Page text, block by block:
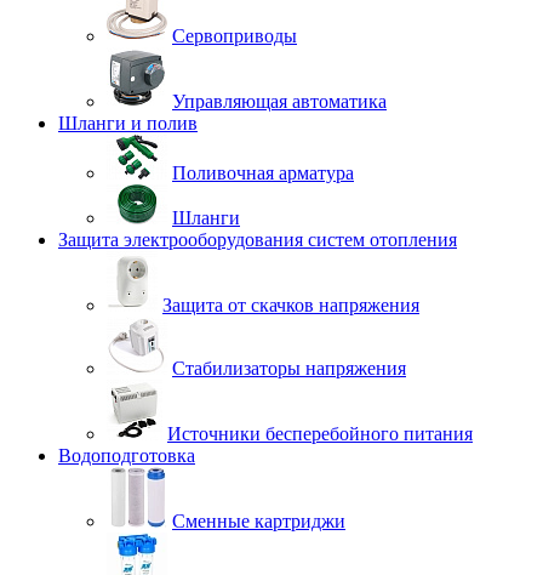
Сервоприводы
Управляющая автоматика
Шланги и полив
Поливочная арматура
Шланги
Защита электрооборудования систем отопления
Защита от скачков напряжения
Стабилизаторы напряжения
Источники бесперебойного питания
Водоподготовка
Сменные картриджи